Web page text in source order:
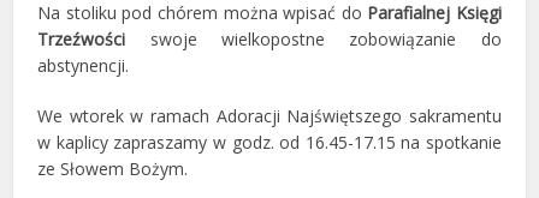
Na stoliku pod chórem można wpisać do Parafialnej Księgi
Trzeźwości swoje wielkopostne zobowiązanie do
abstynencji.
We wtorek w ramach Adoracji Najświętszego sakramentu
w kaplicy zapraszamy w godz. od 16.45-17.15 na spotkanie
ze Słowem Bożym.